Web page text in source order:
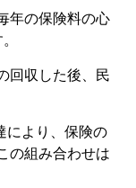
年の保険料の心
回収した後、民
により、保険の
の組み合わせは